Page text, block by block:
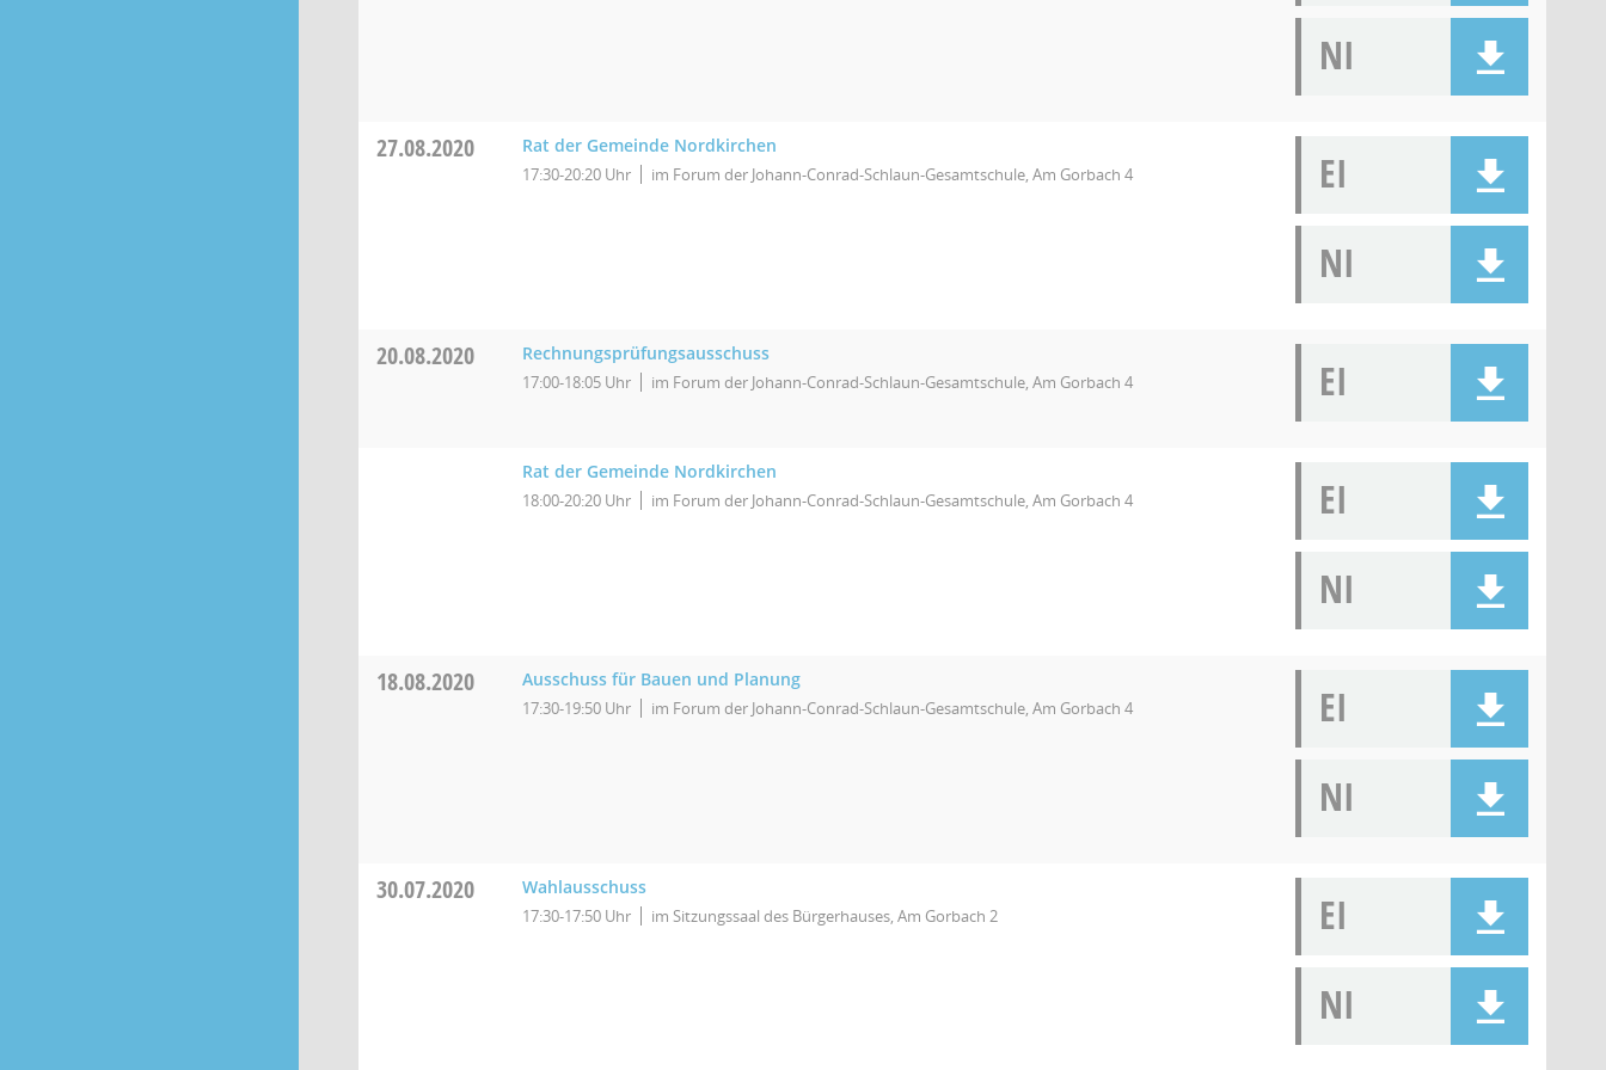
NI
27.08.2020 Rat der Gemeinde Nordkirchen
17:30-20:20 Uhr im Forum der Johann-Conrad-Schlaun-Gesamtschule, Am Gorbach 4
EI
NI
20.08.2020 Rechnungsprüfungsausschuss
17:00-18:05 Uhr im Forum der Johann-Conrad-Schlaun-Gesamtschule, Am Gorbach 4 EI
Rat der Gemeinde Nordkirchen
18:00-20:20 Uhr im Forum der Johann-Conrad-Schlaun-Gesamtschule, Am Gorbach 4
EI
NI
18.08.2020 Ausschuss für Bauen und Planung
17:30-19:50 Uhr im Forum der Johann-Conrad-Schlaun-Gesamtschule, Am Gorbach 4
EI
NI
30.07.2020 Wahlausschuss
17:30-17:50 Uhr im Sitzungssaal des Bürgerhauses, Am Gorbach 2
EI
NI